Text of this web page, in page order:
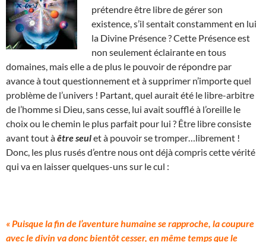
prétendre être libre de gérer son
existence, s’il sentait constamment en lui
la Divine Présence ? Cette Présence est
non seulement éclairante en tous
domaines, mais elle a de plus le pouvoir de répondre par
avance à tout questionnement et à supprimer n’importe quel
problème de l’univers ! Partant, quel aurait été le libre-arbitre
de l’homme si Dieu, sans cesse, lui avait soufflé à l’oreille le
choix ou le chemin le plus parfait pour lui ? Être libre consiste
avant tout àêtre seulet à pouvoir se tromper…librement !
Donc, les plus rusés d’entre nous ont déjà compris cette vérité
qui va en laisser quelques-uns sur le cul :
« Puisque la fin de l’aventure humaine se rapproche, la coupure
avec le divin va donc bientôt cesser, en même temps que le